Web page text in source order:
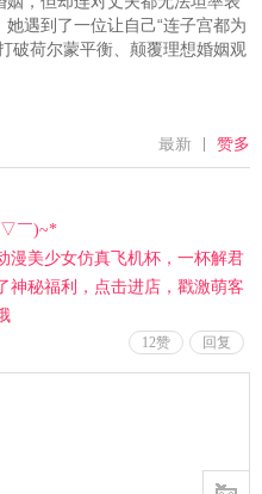
遇到了一位让自己“连子宫都为
荷尔蒙平衡、颠覆理想婚姻观